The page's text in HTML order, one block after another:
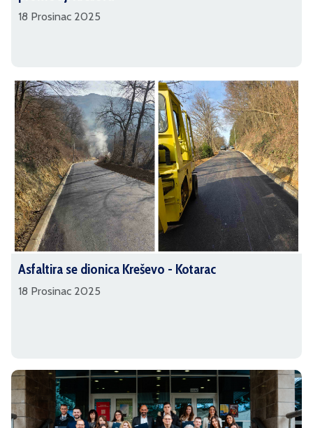
18 Prosinac 2025
Asfaltira se dionica Kreševo - Kotarac
18 Prosinac 2025